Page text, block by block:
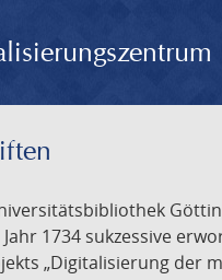
1734 sukzessive
„Digitalisierung der